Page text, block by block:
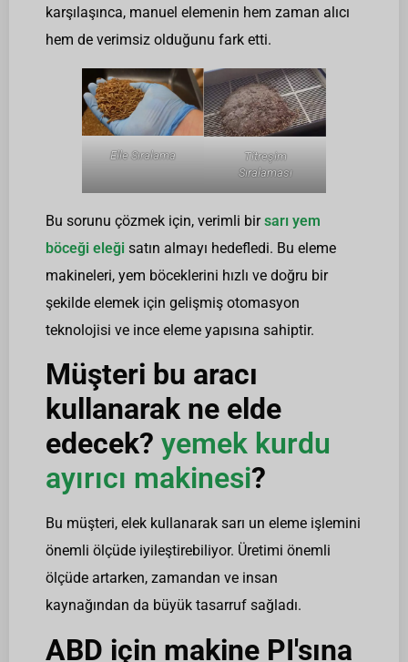
karşılaşınca, manuel elemenin hem zaman alıcı
hem de verimsiz olduğunu fark etti.
Elle Sıralama
Titreşim
Sıralaması
Bu sorunu çözmek için, verimli birsarı yem
böceği eleği satın almayı hedefledi. Bu eleme
makineleri, yem böceklerini hızlı ve doğru bir
şekilde elemek için gelişmiş otomasyon
teknolojisi ve ince eleme yapısına sahiptir.
Müşteri bu aracı
kullanarak ne elde
edecek? yemek kurdu
ayırıcı makinesi?
Bu müşteri, elek kullanarak sarı un eleme işlemini
önemli ölçüde iyileştirebiliyor. Üretimi önemli
ölçüde artarken, zamandan ve insan
kaynağından da büyük tasarruf sağladı.
ABD için makine PI'sına